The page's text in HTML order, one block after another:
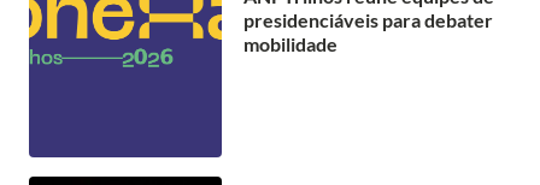
presidenciáveis para debater
mobilidade